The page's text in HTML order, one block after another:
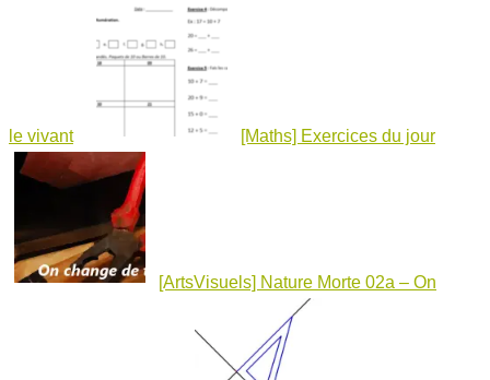
le vivant [Maths] Exercices du jour
[ArtsVisuels] Nature Morte 02a – On